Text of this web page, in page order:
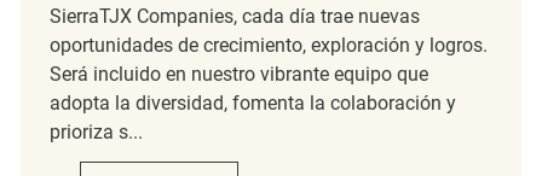
SierraTJX Companies, cada día trae nuevas
oportunidades de crecimiento, exploración y logros.
Será incluido en nuestro vibrante equipo que
adopta la diversidad, fomenta la colaboración y
prioriza s...